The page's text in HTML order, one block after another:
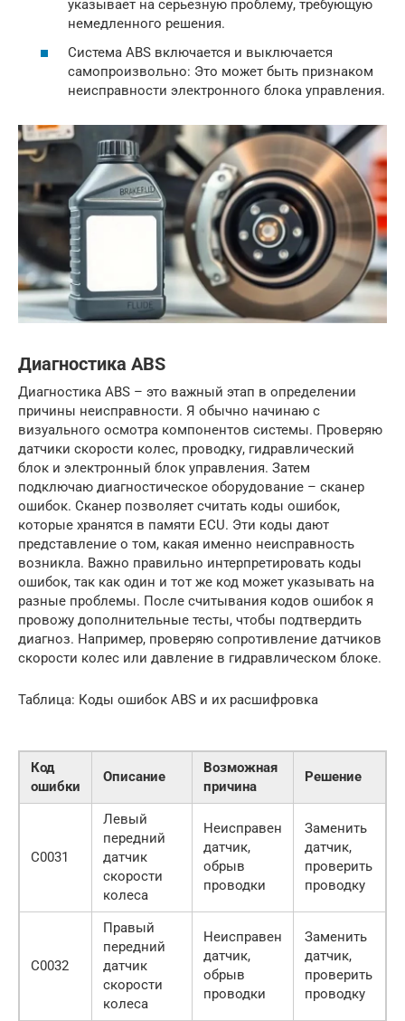
указывает на серьезную проблему, требующую
немедленного решения.
Система ABS включается и выключается
самопроизвольно: Это может быть признаком
неисправности электронного блока управления.
Диагностика ABS
Диагностика ABS – это важный этап в определении
причины неисправности. Я обычно начинаю с
визуального осмотра компонентов системы. Проверяю
датчики скорости колес, проводку, гидравлический
блок и электронный блок управления. Затем
подключаю диагностическое оборудование – сканер
ошибок. Сканер позволяет считать коды ошибок,
которые хранятся в памяти ECU. Эти коды дают
представление о том, какая именно неисправность
возникла. Важно правильно интерпретировать коды
ошибок, так как один и тот же код может указывать на
разные проблемы. После считывания кодов ошибок я
провожу дополнительные тесты, чтобы подтвердить
диагноз. Например, проверяю сопротивление датчиков
скорости колес или давление в гидравлическом блоке.
Таблица: Коды ошибок ABS и их расшифровка
Код
ошибки
Описание
Возможная
причина
Решение
C0031
Левый
передний
датчик
скорости
колеса
Неисправен
датчик,
обрыв
проводки
Заменить
датчик,
проверить
проводку
C0032
Правый
передний
датчик
скорости
колеса
Неисправен
датчик,
обрыв
проводки
Заменить
датчик,
проверить
проводку